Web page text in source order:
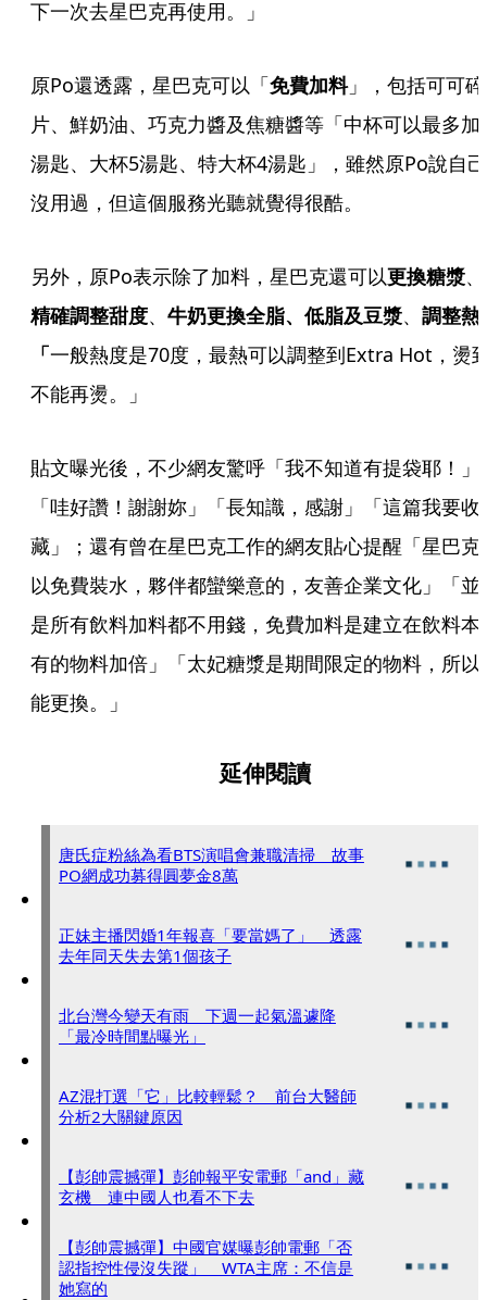
下一次去星巴克再使用。」
原Po還透露，星巴克可以「免費加料」，包括可可碎
片、鮮奶油、巧克力醬及焦糖醬等「中杯可以最多加
湯匙、大杯5湯匙、特大杯4湯匙」，雖然原Po說自己
沒用過，但這個服務光聽就覺得很酷。
另外，原Po表示除了加料，星巴克還可以更換糖漿、
精確調整甜度、 牛奶更換全脂、低脂及豆漿、 調整熱
「一般熱度是70度，最熱可以調整到Extra Hot，燙
不能再燙。」
貼文曝光後，不少網友驚呼「我不知道有提袋耶！」
「哇好讚！謝謝妳」「長知識，感謝」「這篇我要收
藏」；還有曾在星巴克工作的網友貼心提醒「星巴克
以免費裝水，夥伴都蠻樂意的，友善企業文化」「並
是所有飲料加料都不用錢，免費加料是建立在飲料本
有的物料加倍」「太妃糖漿是期間限定的物料，所以
能更換。」
延伸閱讀
唐氏症粉絲為看BTS演唱會兼職清掃 故事
PO網成功募得圓夢金8萬
正妹主播閃婚1年報喜「要當媽了」 透露
去年同天失去第1個孩子
北台灣今變天有雨 下週一起氣溫遽降
「最冷時間點曝光」
AZ混打選「它」比較輕鬆？ 前台大醫師
分析2大關鍵原因
【彭帥震撼彈】彭帥報平安電郵「and」藏
玄機 連中國人也看不下去
【彭帥震撼彈】中國官媒曝彭帥電郵「否
認指控性侵沒失蹤」 WTA主席：不信是
她寫的